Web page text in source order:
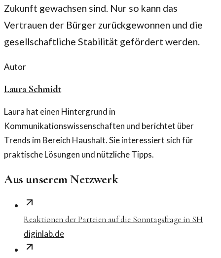
Zukunft gewachsen sind. Nur so kann das
Vertrauen der Bürger zurückgewonnen und die
gesellschaftliche Stabilität gefördert werden.
Autor
Laura Schmidt
Laura hat einen Hintergrund in
Kommunikationswissenschaften und berichtet über
Trends im Bereich Haushalt. Sie interessiert sich für
praktische Lösungen und nützliche Tipps.
Aus unserem Netzwerk
Reaktionen der Parteien auf die Sonntagsfrage in SH
diginlab.de